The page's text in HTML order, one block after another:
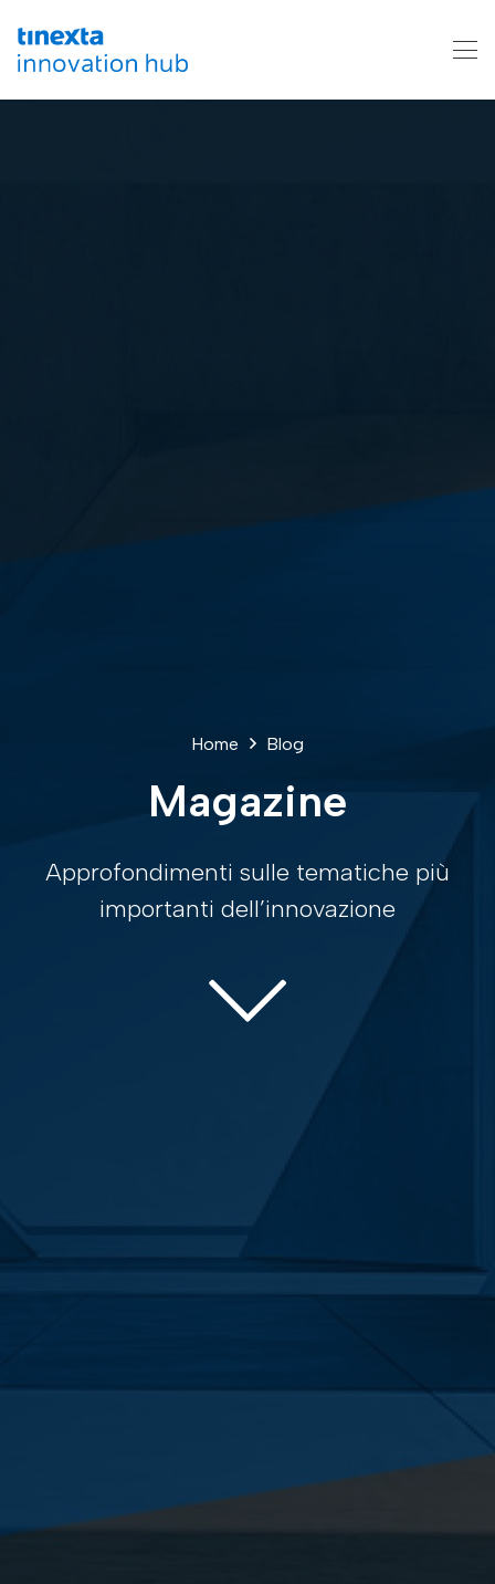
Home Blog
Magazine
Approfondimenti sulle tematiche più
importanti dell’innovazione